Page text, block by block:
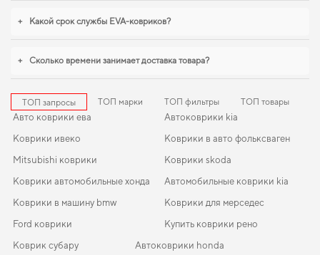
+ Какой срок службы EVA-ковриков?
+ Сколько времени занимает доставка товара?
ТОП запросы ТОП марки ТОП фильтры ТОП товары
Авто коврики ева
Коврики ивеко
Mitsubishi коврики
Коврики автомобильные хонда
Коврики в машину bmw
Ford коврики
Автоковрики kia
Коврики в авто фольксваген
Коврики skoda
Автомобильные коврики kia
Коврики для мерседес
Купить коврики рено
Коврик субару
Автоковрики honda